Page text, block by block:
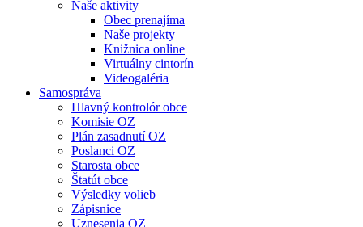
Naše aktivity
Obec prenajíma
Naše projekty
Knižnica online
Virtuálny cintorín
Videogaléria
Samospráva
Hlavný kontrolór obce
Komisie OZ
Plán zasadnutí OZ
Poslanci OZ
Starosta obce
Štatút obce
Výsledky volieb
Zápisnice
Uznesenia OZ